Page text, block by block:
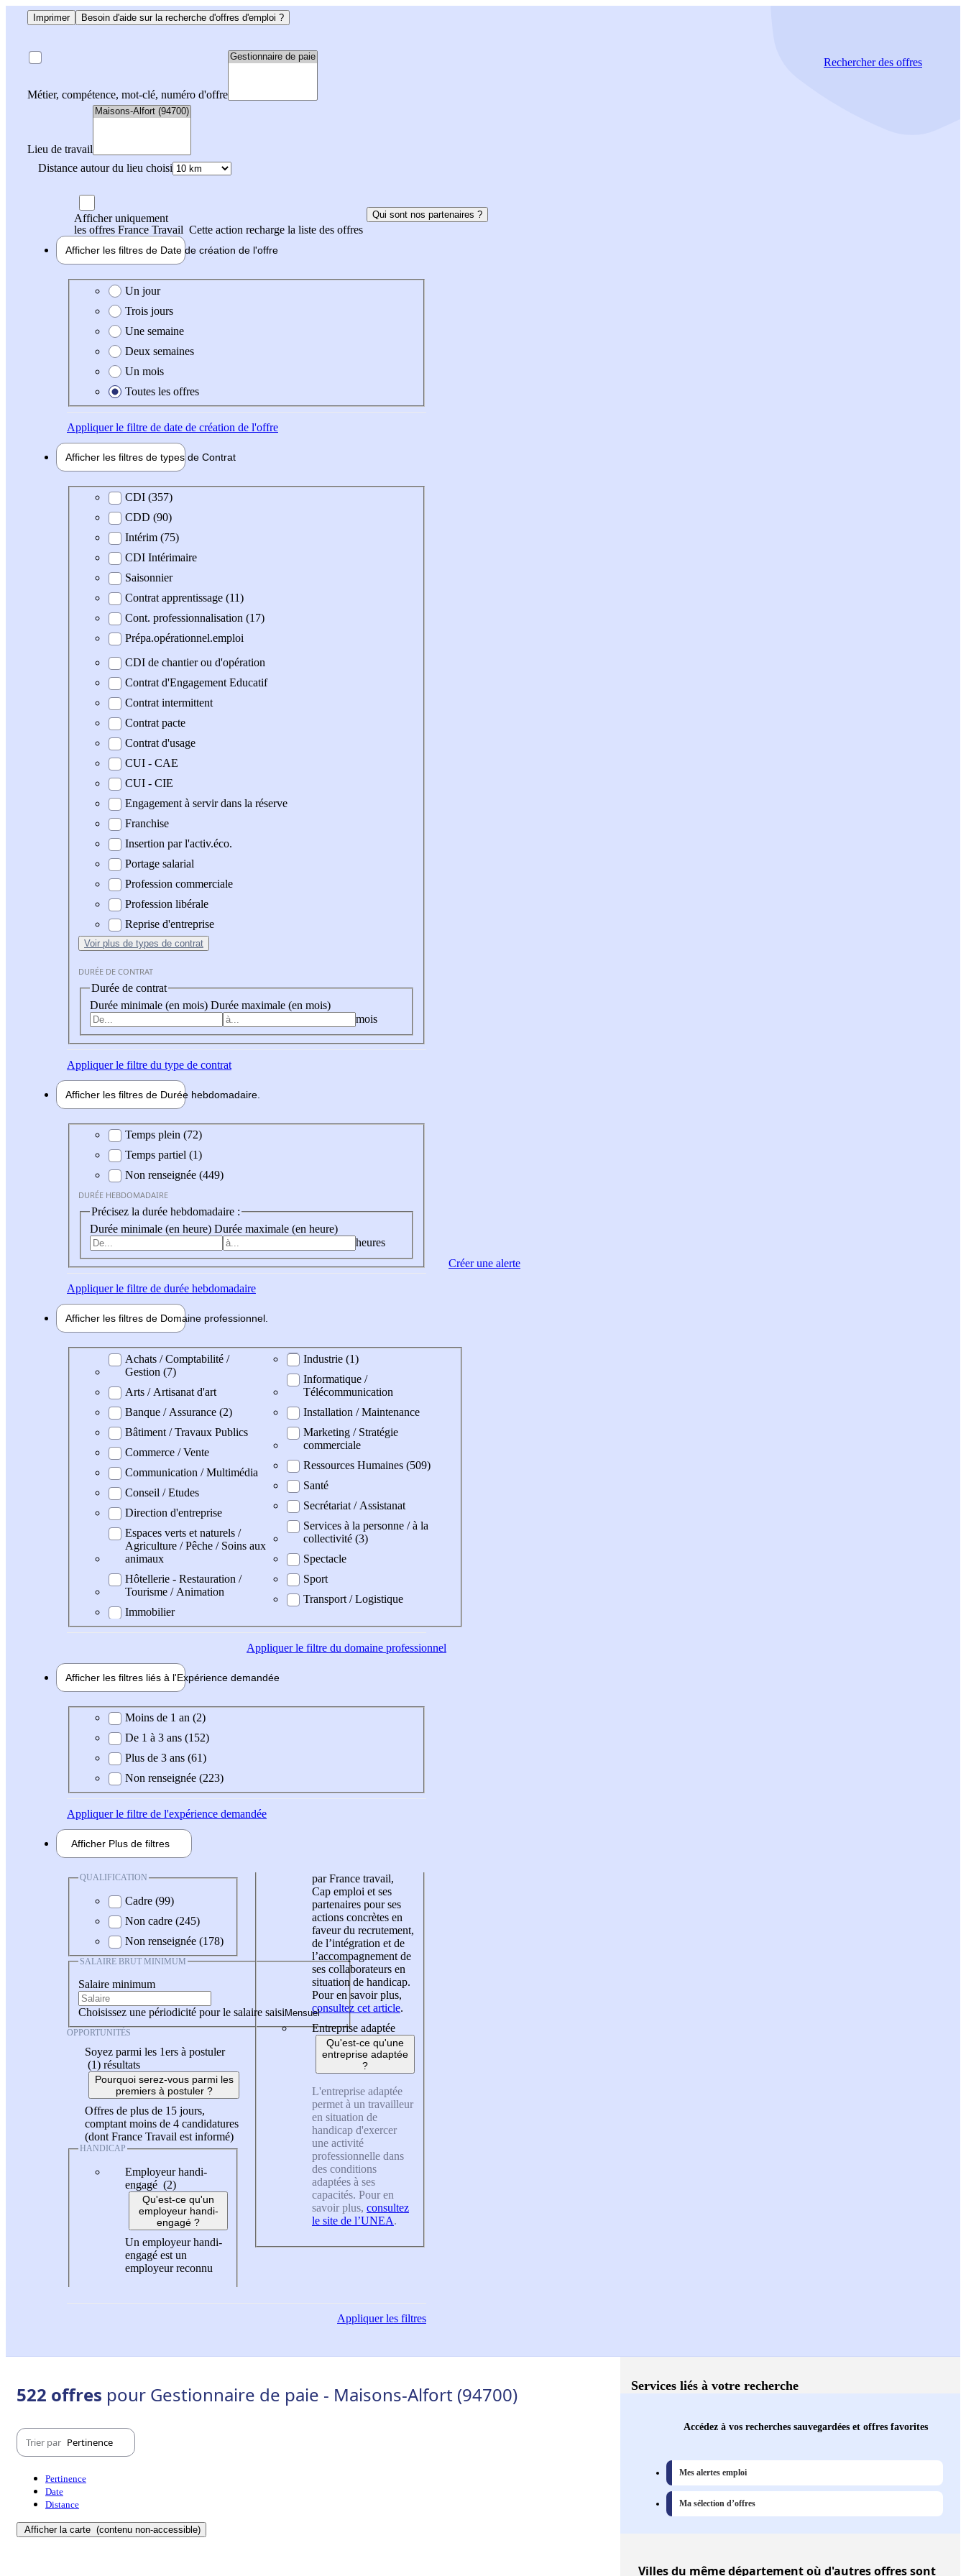
Imprimer Besoin d'aide sur la recherche d'offres d'emploi ?
Métier, compétence, mot-clé, numéro d'offre
Lieu de travail
Distance autour du lieu choisi
Rechercherdes offres
Afficher uniquement
les offres France Travail Cette action recharge la liste des offres
Qui sont nos partenaires ?
Afficher les filtres de Date de création de l'offre
Date de création de l'offre
Un jour
Trois jours
Une semaine
Deux semaines
Un mois
Toutes les offres
Appliquerle filtre de date de création de l'offre
Afficher les filtres de types de Contrat
Type de contratCDI (357)
CDD (90)
Intérim (75)
CDI Intérimaire
Saisonnier
Contrat apprentissage (11)
Cont. professionnalisation (17)
Prépa.opérationnel.emploi
CDI de chantier ou d'opération
Contrat d'Engagement Educatif
Contrat intermittent
Contrat pacte
Contrat d'usage
CUI - CAE
CUI - CIE
Engagement à servir dans la réserve
Franchise
Insertion par l'activ.éco.
Portage salarial
Profession commerciale
Profession libérale
Reprise d'entreprise
Voir plus de types de contrat
DURÉE DE CONTRAT
Durée de contrat
Durée minimale (en mois) Durée maximale (en mois)
mois
Appliquerle filtre du type de contrat
Afficher les filtres de Durée hebdomadaire
Durée hebdomadaire
Temps plein (72)
Temps partiel (1)
Non renseignée (449)
DURÉE HEBDOMADAIRE
Précisez la durée hebdomadaire :
Durée minimale (en heure) Durée maximale (en heure)
heures
Appliquerle filtre de durée hebdomadaire
Afficher les filtres de Domaine professionnel
Domaine professionel
Achats / Comptabilité /
Gestion (7)
Arts / Artisanat d'art
Banque / Assurance (2)
Bâtiment / Travaux Publics
Commerce / Vente
Communication / Multimédia
Conseil / Etudes
Direction d'entreprise
Espaces verts et naturels /
Agriculture / Pêche / Soins aux
animaux
Hôtellerie - Restauration /
Tourisme / Animation
Immobilier
Industrie (1)
Informatique /
Télécommunication
Installation / Maintenance
Marketing / Stratégie
commerciale
Ressources Humaines (509)
Santé
Secrétariat / Assistanat
Services à la personne / à la
collectivité (3)
Spectacle
Sport
Transport / Logistique
Appliquerle filtre du domaine professionnel
Afficher les filtres liés à l'Expérience demandée
Expérience demandée
Moins de 1 an (2)
De 1 à 3 ans (152)
Plus de 3 ans (61)
Non renseignée (223)
Appliquerle filtre de l'expérience demandée
Afficher Plus de filtres
QUALIFICATION
Cadre (99)
Non cadre (245)
Non renseignée (178)
SALAIRE BRUT MINIMUM
Salaire minimum
Choisissez une périodicité pour le salaire saisi
OPPORTUNITÉS
Soyez parmi les 1ers à postuler
(1) résultats
Pourquoi serez-vous parmi les
premiers à postuler ?
Offres de plus de 15 jours,
comptant moins de 4 candidatures
(dont France Travail est informé)
HANDICAP
Employeur handi-
engagé (2)
Qu'est-ce qu'un
employeur handi-
engagé ?
Un employeur handi-
engagé est un
employeur reconnu
par France travail,
Cap emploi et ses
partenaires pour ses
actions concrètes en
faveur du recrutement,
de l’intégration et de
l’accompagnement de
ses collaborateurs en
situation de handicap.
Pour en savoir plus,
consultez cet article.
Entreprise adaptée
Qu'est-ce qu'une
entreprise adaptée
?
L'entreprise adaptée
permet à un travailleur
en situation de
handicap d'exercer
une activité
professionnelle dans
des conditions
adaptées à ses
capacités. Pour en
savoir plus, consultez
le site de l’UNEA.
Appliquerles filtres
Créer une alerte
522 offres pour Gestionnaire de paie - Maisons-Alfort (94700)
Trier par Pertinence
Pertinence
Date
Distance
Afficher la carte (contenu non-accessible)
Services liés à votre recherche
Accédez à vos recherches sauvegardées et offres favorites
Mes alertes emploi
Ma sélection d’offres
Villesdu même département où d'autres offres sont